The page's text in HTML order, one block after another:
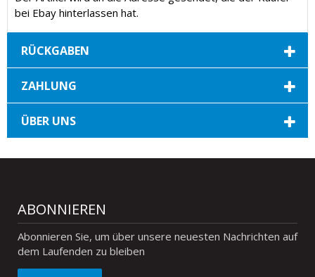
bei Ebay hinterlassen hat.
RÜCKGABEN
ZAHLUNG
ÜBER UNS
ABONNIEREN
Abonnieren Sie, um über unsere neuesten Nachrichten auf
dem Laufenden zu bleiben